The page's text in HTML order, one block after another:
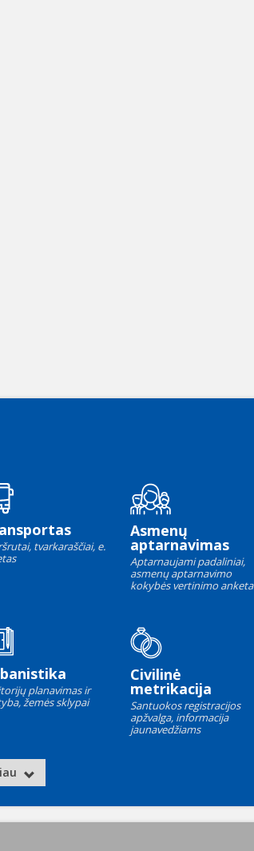
tvarkaraščiai, e.
Asmenų
aptarnavimas
Aptarnaujami padaliniai,
asmenų aptarnavimo
kokybės vertinimo anketa
planavimas ir
žemės sklypai
Civilinė
metrikacija
Santuokos registracijos
apžvalga, informacija
jaunavedžiams